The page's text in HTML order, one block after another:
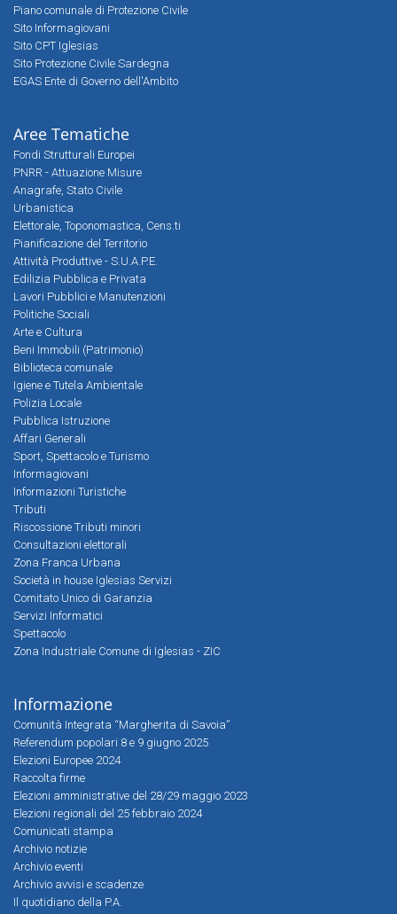
Piano comunale di Protezione Civile
Sito Informagiovani
Sito CPT Iglesias
Sito Protezione Civile Sardegna
EGAS Ente di Governo dell'Ambito
Aree Tematiche
Fondi Strutturali Europei
PNRR - Attuazione Misure
Anagrafe, Stato Civile
Urbanistica
Elettorale, Toponomastica, Cens.ti
Pianificazione del Territorio
Attività Produttive - S.U.A.P.E.
Edilizia Pubblica e Privata
Lavori Pubblici e Manutenzioni
Politiche Sociali
Arte e Cultura
Beni Immobili (Patrimonio)
Biblioteca comunale
Igiene e Tutela Ambientale
Polizia Locale
Pubblica Istruzione
Affari Generali
Sport, Spettacolo e Turismo
Informagiovani
Informazioni Turistiche
Tributi
Riscossione Tributi minori
Consultazioni elettorali
Zona Franca Urbana
Società in house Iglesias Servizi
Comitato Unico di Garanzia
Servizi Informatici
Spettacolo
Zona Industriale Comune di Iglesias - ZIC
Informazione
Comunità Integrata “Margherita di Savoia”
Referendum popolari 8 e 9 giugno 2025
Elezioni Europee 2024
Raccolta firme
Elezioni amministrative del 28/29 maggio 2023
Elezioni regionali del 25 febbraio 2024
Comunicati stampa
Archivio notizie
Archivio eventi
Archivio avvisi e scadenze
Il quotidiano della P.A.